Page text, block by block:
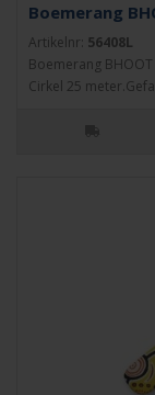
Boemerang
Artikelnr: 56408L
Boemerang
Cirkel 25